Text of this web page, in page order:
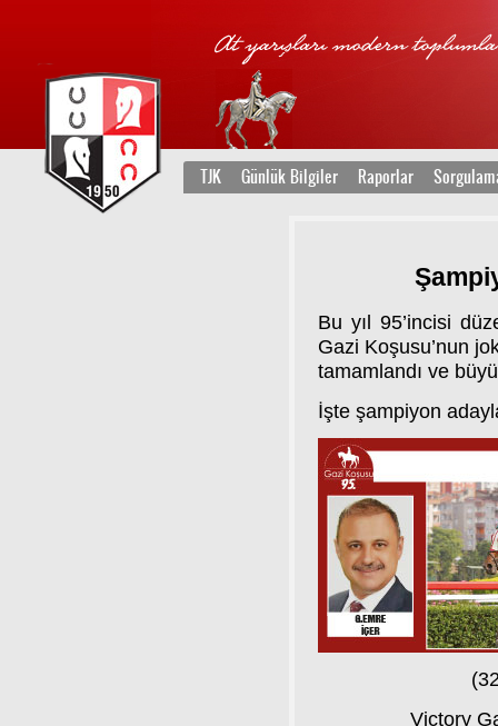
TJK Günlük Bilgiler Raporlar